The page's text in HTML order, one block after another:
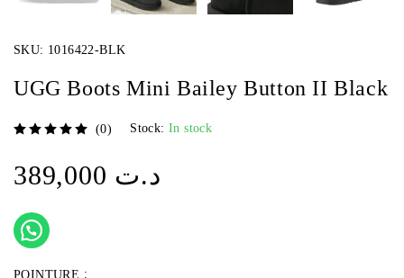
SKU: 1016422-BLK
UGG Boots Mini Bailey Button II Black
(0) Stock: In stock
د.ت
POINTURE